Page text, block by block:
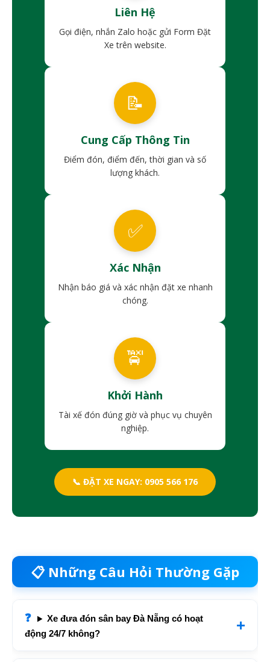
Liên Hệ
Gọi điện, nhắn Zalo hoặc gửi Form Đặt
Xe trên website.
📝
Cung Cấp Thông Tin
Điểm đón, điểm đến, thời gian và số
lượng khách.
✅
Xác Nhận
Nhận báo giá và xác nhận đặt xe nhanh
chóng.
🚖
Khởi Hành
Tài xế đón đúng giờ và phục vụ chuyên
nghiệp.
📞 ĐẶT XE NGAY: 0905 566 176
📋 Những Câu Hỏi Thường Gặp
Xe đưa đón sân bay Đà Nẵng có hoạt
động 24/7 không?